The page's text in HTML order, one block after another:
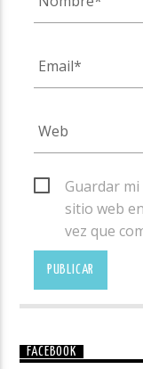
Guardar
sitio web
vez que
FACEBOOK